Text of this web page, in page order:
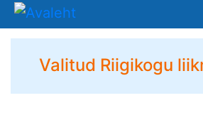
Valitud Riigikogu